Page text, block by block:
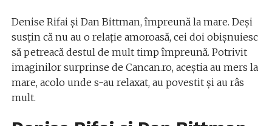
Denise Rifai și Dan Bittman, împreună la mare. Deși
susțin că nu au o relație amoroasă, cei doi obișnuiesc
să petreacă destul de mult timp împreună. Potrivit
imaginilor surprinse de Cancan.ro, aceștia au mers la
mare, acolo unde s-au relaxat, au povestit și au râs
mult.